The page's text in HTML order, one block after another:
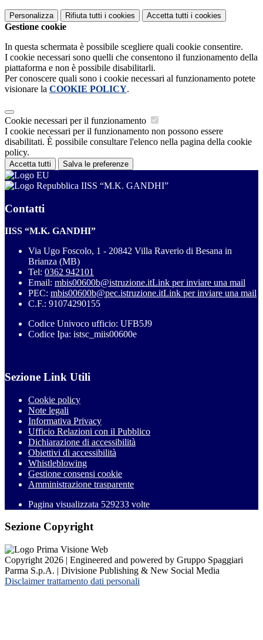
Personalizza Rifiuta tutti i cookies Accetta tutti i cookies
Gestione cookie
In questa schermata è possibile scegliere quali cookie consentire.
I cookie necessari sono quelli che consentono il funzionamento della
piattaforma e non è possibile disabilitarli.
Per conoscere quali sono i cookie necessari al funzionamento potete
visionare la COOKIE POLICY.
Cookie necessari per il funzionamento
I cookie necessari per il funzionamento non possono essere
disabilitati. È possibile consultare l'elenco nella pagina della cookie
policy.
Accetta tutti Salva le preferenze
IISS “M.K. GANDHI”
Contatti
IISS “M.K. GANDHI”
Via Ugo Foscolo, 1 - 20842 Villa Raverio di Besana in
Brianza (MB)
Tel: 0362 942101
Email: mbis00600b@istruzione.itLink per inviare una mail
PEC: mbis00600b@pec.istruzione.itLink per inviare una mail
C.F.: 91074290155
Codice Univoco ufficio: UFB5J9
Codice Ipa: istsc_miis00600e
Sezione Link Utili
Cookie policy
Note legali
Informativa Privacy
Ufficio Relazioni con il Pubblico
Dichiarazione di accessibilità
Obiettivi di accessibilità
Whistleblowing
Gestione consensi cookie
Amministrazione trasparente
Pagina visualizzata 529233 volte
Sezione Copyright
Copyright 2026 | Engineered and powered by Gruppo Spaggiari
Parma S.p.A. | Divisione Publishing & New Social Media
Disclaimer trattamento dati personali